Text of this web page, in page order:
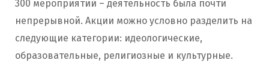
300 мероприятий – деятельность была почти
непрерывной. Акции можно условно разделить на
следующие категории: идеологические,
образовательные, религиозные и культурные.